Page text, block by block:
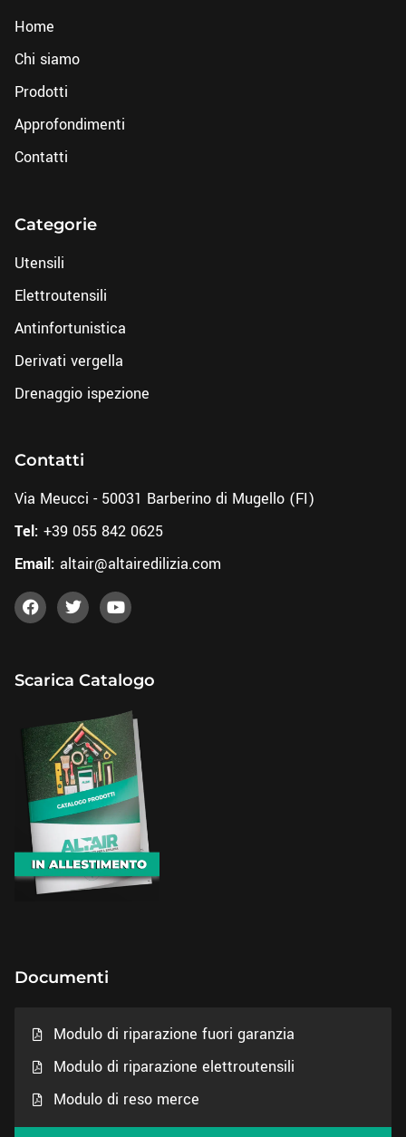
Home
Chi siamo
Prodotti
Approfondimenti
Contatti
Categorie
Utensili
Elettroutensili
Antinfortunistica
Derivati vergella
Drenaggio ispezione
Contatti
Via Meucci - 50031 Barberino di Mugello (FI)
Tel: +39 055 842 0625
Email: altair@altairedilizia.com
Scarica Catalogo
Documenti
Modulo di riparazione fuori garanzia
Modulo di riparazione elettroutensili
Modulo di reso merce